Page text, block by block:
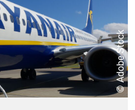
© Adobe Stock